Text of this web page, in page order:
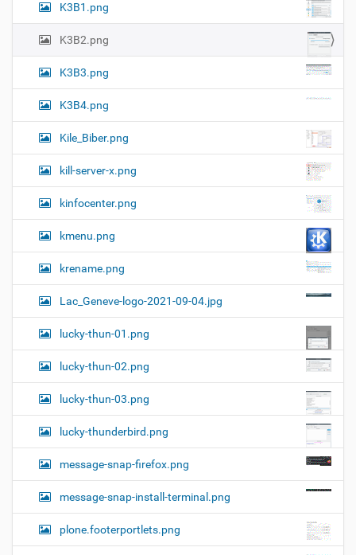
K3B1.png
K3B2.png
K3B3.png
K3B4.png
Kile_Biber.png
kill-server-x.png
kinfocenter.png
kmenu.png
krename.png
Lac_Geneve-logo-2021-09-04.jpg
lucky-thun-01.png
lucky-thun-02.png
lucky-thun-03.png
lucky-thunderbird.png
message-snap-firefox.png
message-snap-install-terminal.png
plone.footerportlets.png